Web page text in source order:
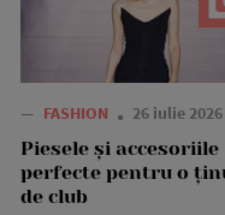
— FASHION 26 iulie 2026
Piesele și accesoriile
perfecte pentru o
de club